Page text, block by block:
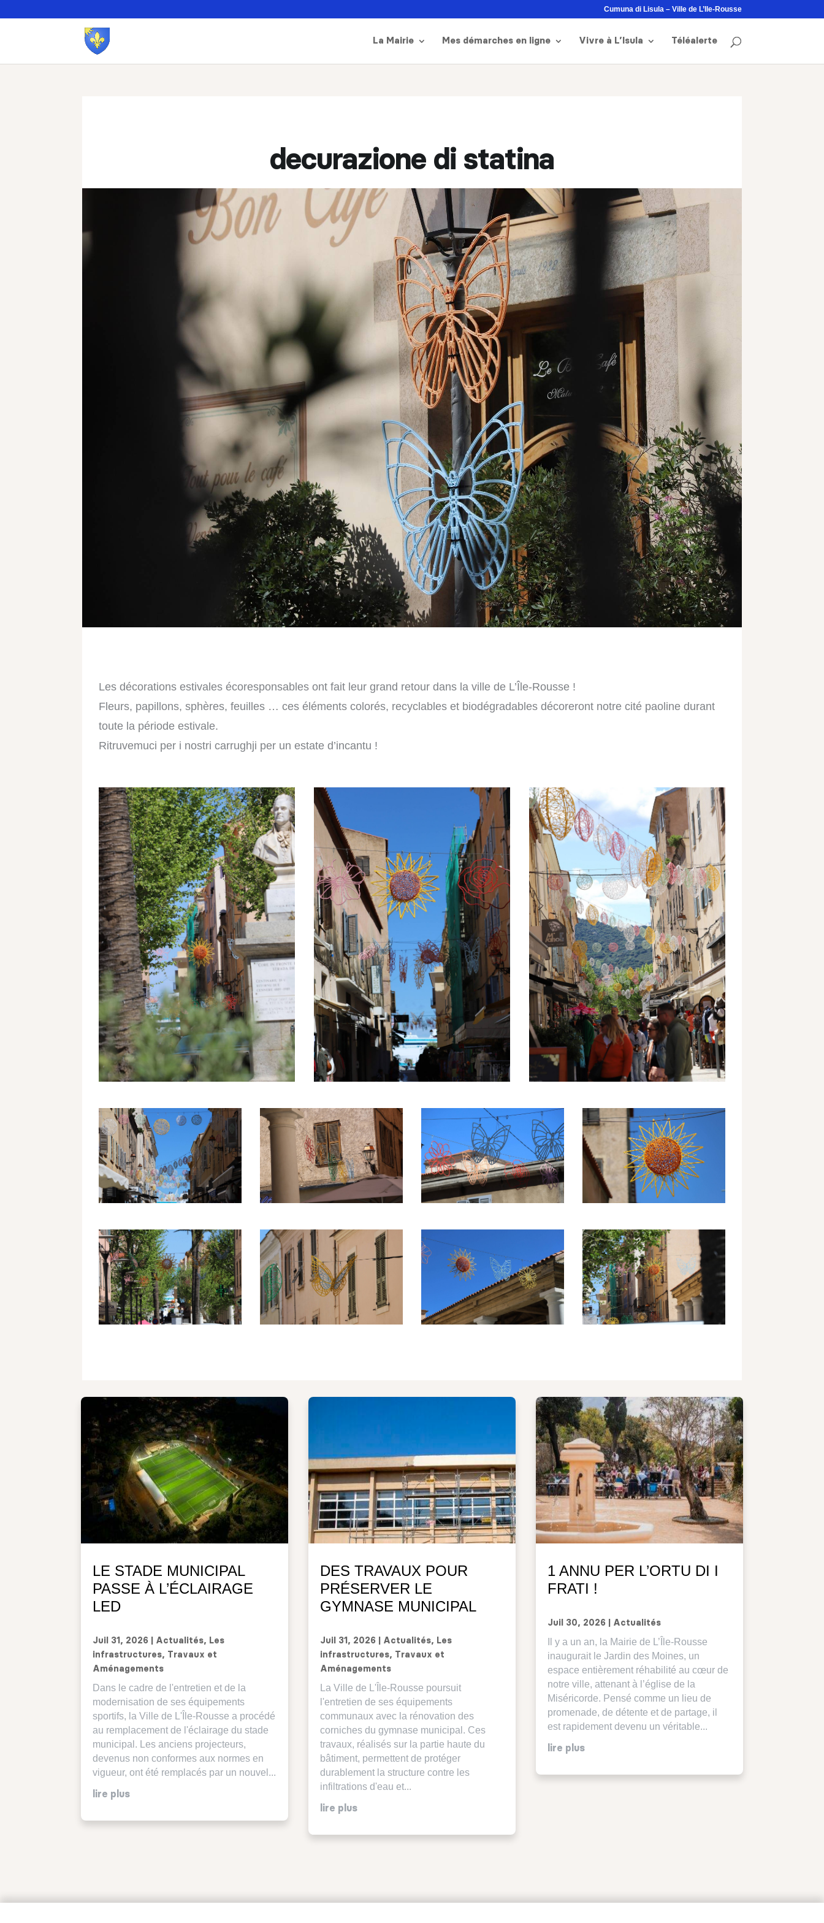
Cumuna di Lisula – Ville de L’Ile-Rousse
La Mairie Mes démarches en ligne Vivre à L’Isula Téléalerte
decurazione di statina
Les décorations estivales écoresponsables ont fait leur grand retour dans la ville de L’Île-Rousse !
Fleurs, papillons, sphères, feuilles … ces éléments colorés, recyclables et biodégradables décoreront notre cité paoline durant
toute la période estivale.
Ritruvemuci per i nostri carrughji per un estate d’incantu !
LE STADE MUNICIPAL
PASSE À L’ÉCLAIRAGE
LED
Juil 31, 2026 Actualités, Les
infrastructures,
Travaux et
Aménagements
Dans le cadre de l'entretien et de la
modernisation de ses équipements
sportifs, la Ville de L'Île-Rousse a procédé
au remplacement de l'éclairage du stade
municipal. Les anciens projecteurs,
devenus non conformes aux normes en
vigueur, ont été remplacés par un nouvel...
lire plus
DES TRAVAUX POUR
PRÉSERVER LE
GYMNASE MUNICIPAL
Juil 31, 2026| Actualités, Les
infrastructures,
Travaux et
Aménagements
La Ville de L'Île-Rousse poursuit
l'entretien de ses équipements
communaux avec la rénovation des
corniches du gymnase municipal. Ces
travaux, réalisés sur la partie haute du
bâtiment, permettent de protéger
durablement la structure contre les
infiltrations d'eau et...
lire plus
1 ANNU PER L’ORTU DI I
FRATI !
Juil 30, 2026| Actualités
Il y a un an, la Mairie de L’Île-Rousse
inaugurait le Jardin des Moines, un
espace entièrement réhabilité au cœur de
notre ville, attenant à l’église de la
Miséricorde. Pensé comme un lieu de
promenade, de détente et de partage, il
est rapidement devenu un véritable...
lire plus